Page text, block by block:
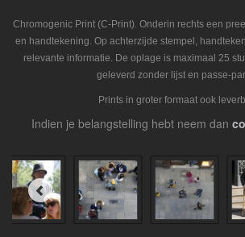
Chromogenic Print (C-Print). Onderin rechts een
en handtekening. Op achterzijde stempel,
relevante informatie. De oplage is maximaal 25
geleverd zonder lijst en passe-
Prints in groter formaat ook
Indien je belangstelling hebt neem dan